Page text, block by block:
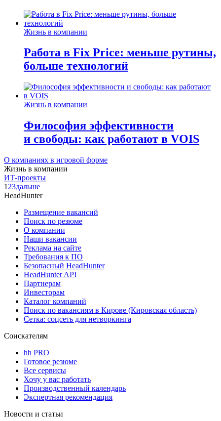
Жизнь в компании
Работа в Fix Price: меньше рутины,
больше технологий
Жизнь в компании
Философия эффективности
и свободы: как работают в VOIS
О компаниях в игровой форме
Жизнь в компании
ИТ-проекты
1 23дальше
HeadHunter
Размещение вакансий
Поиск по резюме
О компании
Наши вакансии
Реклама на сайте
Требования к ПО
Безопасный HeadHunter
HeadHunter API
Партнерам
Инвесторам
Каталог компаний
Поиск по вакансиям в Кирове (Кировская область)
Сетка: соцсеть для нетворкинга
Соискателям
hh PRO
Готовое резюме
Все сервисы
Хочу у вас работать
Производственный календарь
Экспертная рекомендация
Новости и статьи